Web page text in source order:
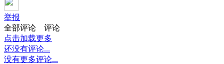
举报
全部评论
评论
点击加载更多
还没有评论...
没有更多评论...